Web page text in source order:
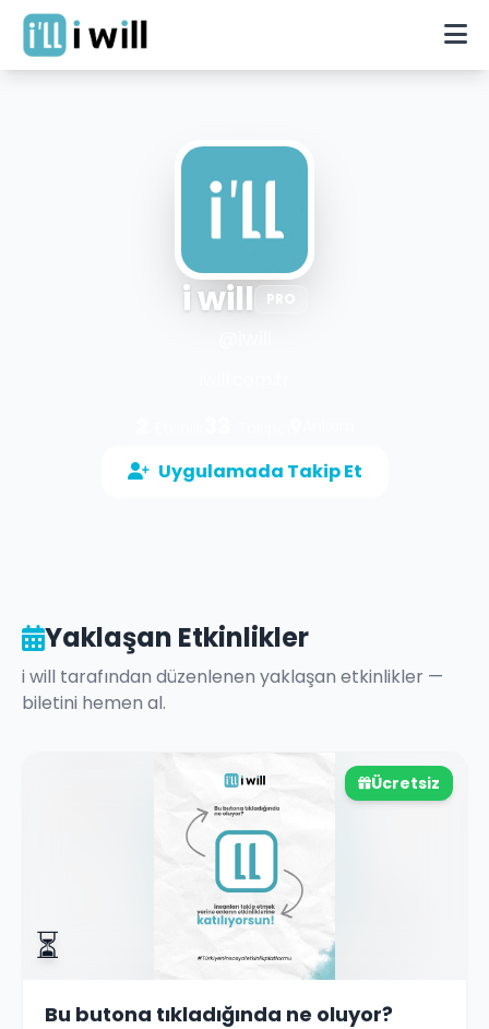
i will PRO
Uygulamada Takip Et
Yaklaşan Etkinlikler
i will tarafından düzenlenen yaklaşan etkinlikler —
biletini hemen al.
Ücretsiz
⏳
Bu butona tıkladığında ne oluyor?